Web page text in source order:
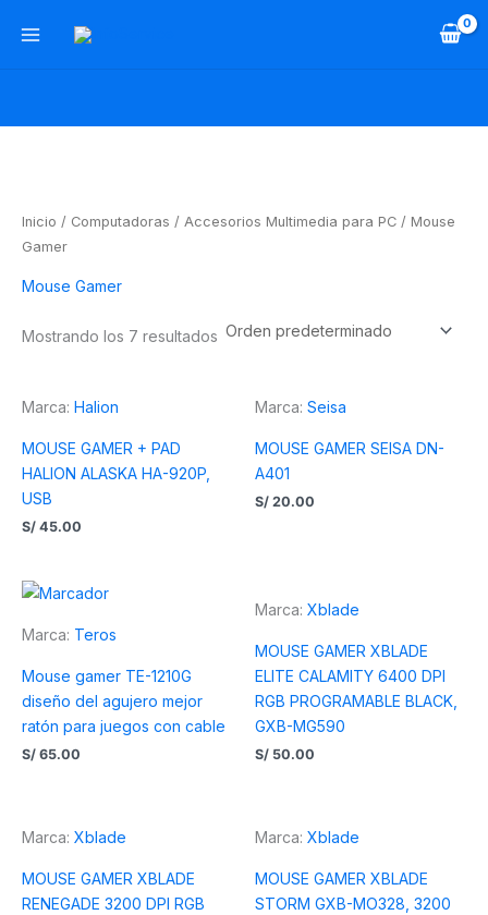
Inicio / Computadoras / Accesorios Multimedia para PC / Mouse
Gamer
Mouse Gamer
Mostrando los 7 resultados
Marca: Halion
MOUSE GAMER + PAD
HALION ALASKA HA-920P,
USB
S/ 45.00
Marca: Seisa
MOUSE GAMER SEISA DN-
A401
S/ 20.00
Marca: Teros
Mouse gamer TE-1210G
diseño del agujero mejor
ratón para juegos con cable
S/ 65.00
Marca: Xblade
MOUSE GAMER XBLADE
ELITE CALAMITY 6400 DPI
RGB PROGRAMABLE BLACK,
GXB-MG590
S/ 50.00
Marca: Xblade
MOUSE GAMER XBLADE
RENEGADE 3200 DPI RGB
Marca: Xblade
MOUSE GAMER XBLADE
STORM GXB-MO328, 3200